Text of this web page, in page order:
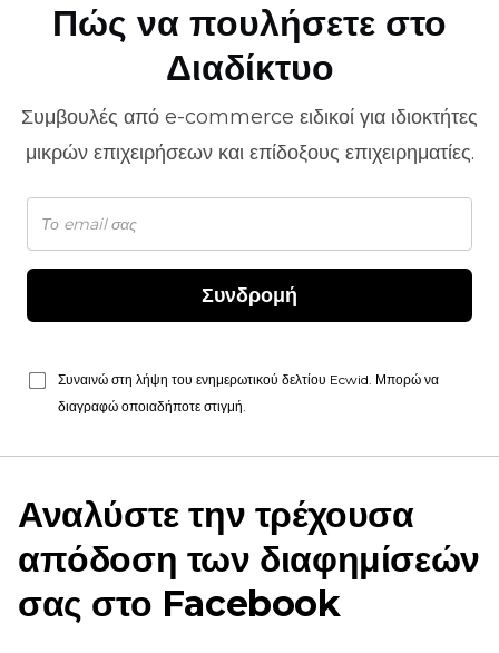
Πώς να πουλήσετε στο
Διαδίκτυο
Συμβουλές από e-commerce ειδικοί για ιδιοκτήτες
μικρών επιχειρήσεων και επίδοξους επιχειρηματίες.
Συνδρομή
Συναινώ στη λήψη του ενημερωτικού δελτίου Ecwid. Μπορώ να
διαγραφώ οποιαδήποτε στιγμή.
Αναλύστε την τρέχουσα
απόδοση των διαφημίσεών
σας στο Facebook